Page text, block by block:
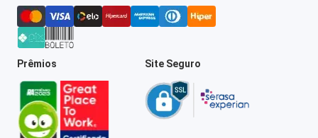
Prêmios Site Seguro